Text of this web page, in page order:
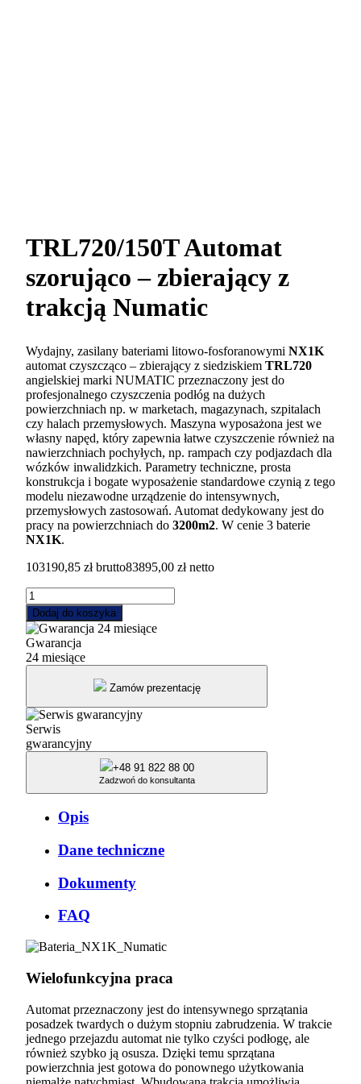
TRL720/150T Automat
szorująco – zbierający z
trakcją Numatic
Wydajny, zasilany bateriami litowo-fosforanowymi NX1K
automat czyszcząco – zbierający z siedziskiem TRL720
angielskiej marki NUMATIC przeznaczony jest do
profesjonalnego czyszczenia podłóg na dużych
powierzchniach np. w marketach, magazynach, szpitalach
czy halach przemysłowych. Maszyna wyposażona jest we
własny napęd, który zapewnia łatwe czyszczenie również na
nawierzchniach pochyłych, np. rampach czy podjazdach dla
wózków inwalidzkich. Parametry techniczne, prosta
konstrukcja i bogate wyposażenie standardowe czynią z tego
modelu niezawodne urządzenie do intensywnych,
przemysłowych zastosowań. Automat dedykowany jest do
pracy na powierzchniach do 3200m2. W cenie 3 baterie
NX1K.
103190,85 zł brutto83895,00 złnetto
ilość
TRL720/150T
Automat
szorująco
-
zbierający
Numatic
Dodaj do koszyka
Gwarancja
24 miesiące
Zamów prezentację
Serwis
gwarancyjny
+48 91 822 88 00
Zadzwoń do konsultanta
Opis
Dane techniczne
Dokumenty
FAQ
Wielofunkcyjna praca
Automat przeznaczony jest do intensywnego sprzątania
posadzek twardych o dużym stopniu zabrudzenia. W trakcie
jednego przejazdu automat nie tylko czyści podłogę, ale
również szybko ją osusza. Dzięki temu sprzątana
powierzchnia jest gotowa do ponownego użytkowania